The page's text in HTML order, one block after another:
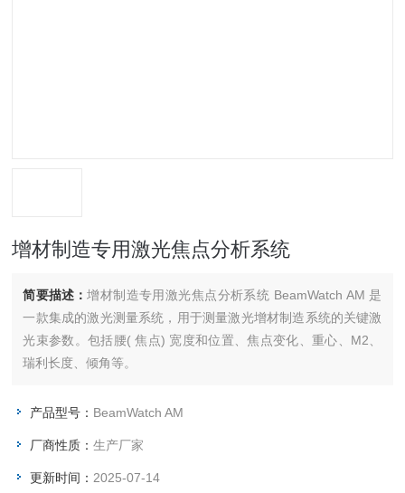
增材制造专用激光焦点分析系统
简要描述：增材制造专用激光焦点分析系统 BeamWatch AM 是
一款集成的激光测量系统，用于测量激光增材制造系统的关键激
光束参数。包括腰( 焦点) 宽度和位置、焦点变化、重心、M2、
瑞利长度、倾角等。
产品型号： BeamWatch AM
厂商性质：生产厂家
更新时间： 2025-07-14